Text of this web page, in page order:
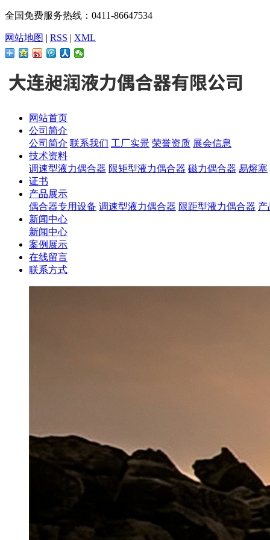
全国免费服务热线：0411-86647534
网站地图 | RSS | XML
网站首页
公司简介
公司简介 联系我们 工厂实景 荣誉资质 展会信息
技术资料
调速型液力偶合器 限矩型液力偶合器 磁力偶合器 易熔塞
证书
产品展示
偶合器专用设备 调速型液力偶合器 限距型液力偶合器 产
新闻中心
新闻中心
案例展示
在线留言
联系方式